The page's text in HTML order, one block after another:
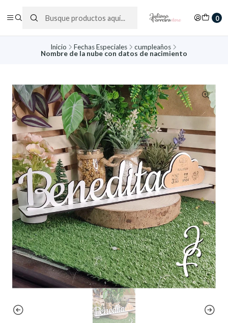
0
Inicio Fechas Especiales
cumpleaños
Nombre de la nube con datos de nacimiento